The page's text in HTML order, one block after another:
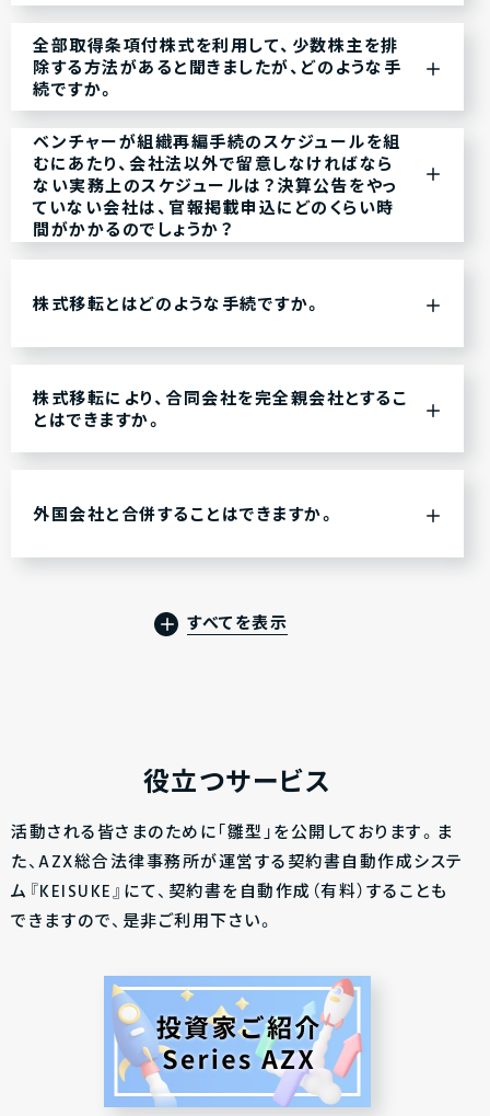
全部取得条項付株式を利用して、少数株主を排
除する方法があると聞きましたが、どのような手
続ですか。
ベンチャーが組織再編手続のスケジュールを組
むにあたり、会社法以外で留意しなければなら
ない実務上のスケジュールは？決算公告をやっ
ていない会社は、官報掲載申込にどのくらい時
間がかかるのでしょうか？
株式移転とはどのような手続ですか。
株式移転により、合同会社を完全親会社とするこ
とはできますか。
外国会社と合併することはできますか。
すべてを表示
役立つサービス
活動される皆さまのために「雛型」を公開しております。ま
た、AZX総合法律事務所が運営する契約書自動作成システ
ム『KEISUKE』にて、契約書を自動作成（有料）することも
できますので、是非ご利用下さい。